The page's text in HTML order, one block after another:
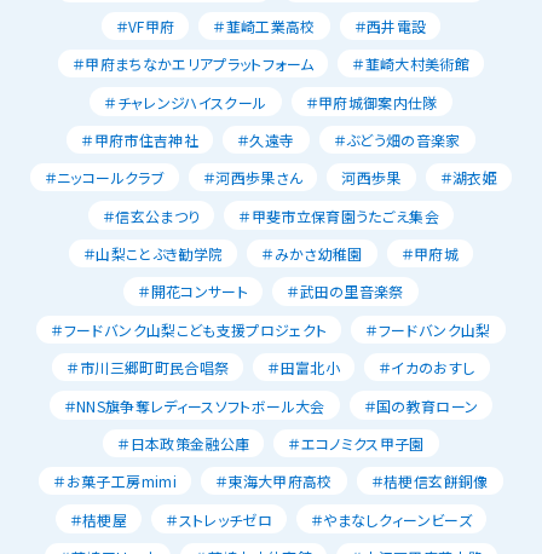
＃VF甲府
＃韮崎工業高校
＃西井電設
＃甲府まちなかエリアプラットフォーム
＃韮崎大村美術館
＃チャレンジハイスクール
＃甲府城御案内仕隊
＃甲府市住吉神社
＃久遠寺
＃ぶどう畑の音楽家
＃ニッコールクラブ
＃河西歩果さん 河西歩果
＃湖衣姫
＃信玄公まつり
＃甲斐市立保育園うたごえ集会
＃山梨ことぶき勧学院
＃みかさ幼稚園
＃甲府城
＃開花コンサート
＃武田の里音楽祭
＃フードバンク山梨こども支援プロジェクト
＃フードバンク山梨
＃市川三郷町町民合唱祭
＃田富北小
＃イカのおすし
＃NNS旗争奪レディースソフトボール大会
＃国の教育ローン
＃日本政策金融公庫
＃エコノミクス甲子園
＃お菓子工房mimi
＃東海大甲府高校
＃桔梗信玄餅銅像
＃桔梗屋
＃ストレッチゼロ
＃やまなしクィーンビーズ